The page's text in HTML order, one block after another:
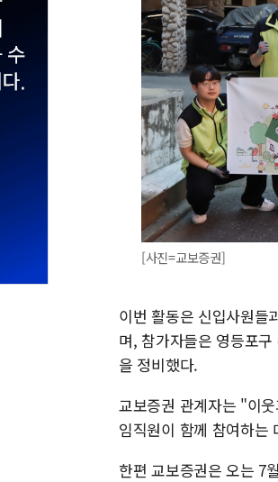
[사진=교보증권]
이번 활동은 신입사원들
며, 참가자들은 영등포
을 정비했다.
교보증권 관계자는 "이
임직원이 함께 참여하는
한편 교보증권은 오는 7